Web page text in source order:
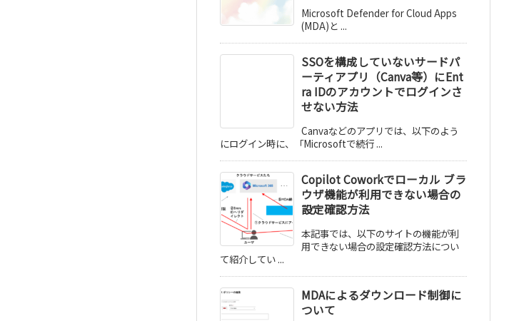
Microsoft Defender for Cloud Apps
(MDA)と ...
SSOを構成していないサードパ
ーティアプリ（Canva等）にEnt
ra IDのアカウントでログインさ
せない方法
Canvaなどのアプリでは、以下のよう
にログイン時に、「Microsoftで続行 ...
Copilot Coworkでローカル ブラ
ウザ機能が利用できない場合の
設定確認方法
本記事では、以下のサイトの機能が利
用できない場合の設定確認方法につい
て紹介してい ...
MDAによるダウンロード制御に
ついて